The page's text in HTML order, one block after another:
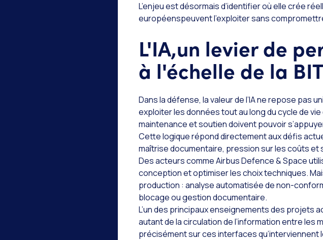
L’enjeu est désormais d’identifier où elle crée
européenspeuvent l’exploiter sans
L'IA,un levier de
à l'échelle de la
Dans la défense, la valeur de l’IA ne repose pas
exploiter les données tout au long du cycle de
maintenance et soutien doivent pouvoir
Cette logique répond directement aux défis
maîtrise documentaire, pression sur les coûts
Des acteurs comme Airbus Defence & Space
conception et optimiser les choix techniques.
production : analyse automatisée de non-
blocage ou gestion documentaire.
L’un des principaux enseignements des projets
autant de la circulation de l’information entre les
précisément sur ces interfaces qu’interviennent